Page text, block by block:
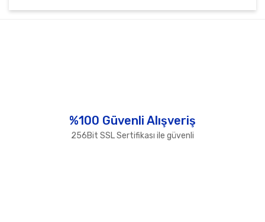
Ürün fiyatı diğer sitelerden daha pahalı.
%100 Güvenli Alışveriş
256Bit SSL Sertifikası ile güvenli